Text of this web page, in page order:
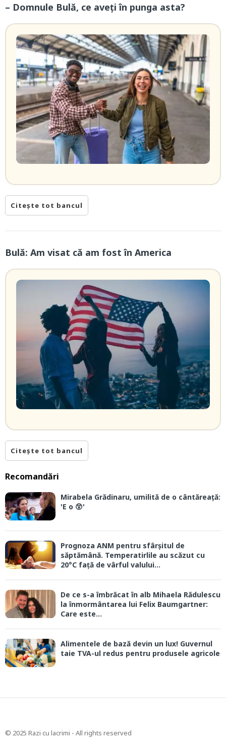
– Domnule Bulă, ce aveți în punga asta?
Citește tot bancul
Bulă: Am visat că am fost în America
Citește tot bancul
Recomandări
Mirabela Grădinaru, umilită de o cântăreață:
'E o 😲'
Prognoza ANM pentru sfârșitul de
săptămână. Temperatirlile au scăzut cu
20°C față de vârful valului...
De ce s-a îmbrăcat în alb Mihaela Rădulescu
la înmormântarea lui Felix Baumgartner:
Care este...
Alimentele de bază devin un lux! Guvernul
taie TVA-ul redus pentru produsele agricole
© 2025 Razi cu lacrimi - All rights reserved